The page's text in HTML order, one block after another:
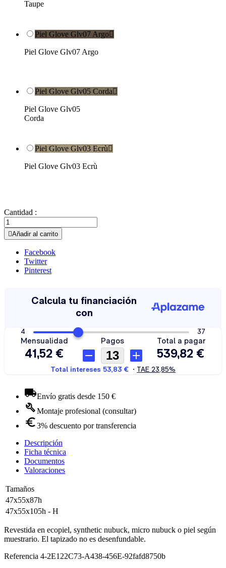
Taupe
Piel Glove Glv07 Argo
Piel Glove Glv07 Argo
Piel Glove Glv05 Corda
Piel Glove Glv05
Corda
Piel Glove Glv03 Ecrù
Piel Glove Glv03 Ecrù
Cantidad :
Añadir al carrito
Facebook
Twitter
Pinterest
Envío gratis desde 150 €
Montaje profesional (consultar)
3% descuento por transferencia
Descripción
Ficha técnica
Documentos
Valoraciones
Tamaños
47x55x87h
47x55x105h - H
Revestida en ecopiel, synthetic nubuck, micro nubuck o piel según
muestrario. El tapizado no es desenfundable.
Referencia 4-2E122C73-A438-456E-92fafd8750b